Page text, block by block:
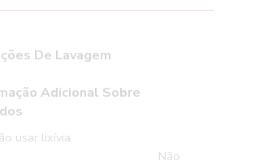
De Lavagem
Adicional Sobre
usar lixívia
Não